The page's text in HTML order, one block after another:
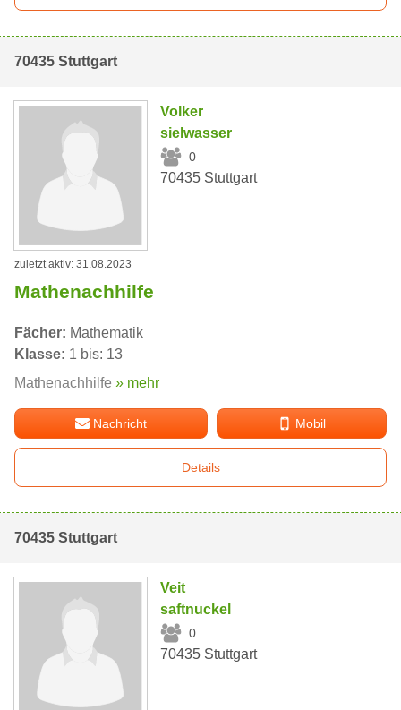
70435 Stuttgart
Volker
sielwasser
0
70435 Stuttgart
zuletzt aktiv: 31.08.2023
Mathenachhilfe
Fächer: Mathematik
Klasse: 1 bis: 13
Mathenachhilfe » mehr
Nachricht Mobil
Details
70435 Stuttgart
Veit
saftnuckel
0
70435 Stuttgart